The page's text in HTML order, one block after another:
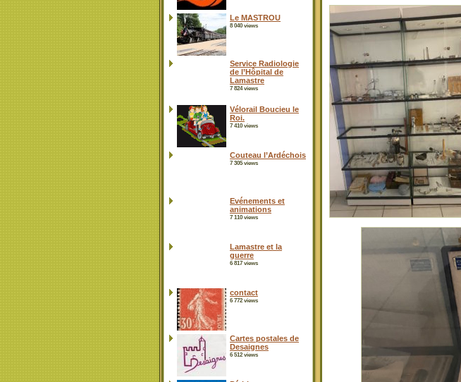
Le MASTROU
8 040 views
Service Radiologie
de l’Hôpital de
Lamastre
7 824 views
Vélorail Boucieu le
Roi.
7 410 views
Couteau l’Ardéchois
7 305 views
Evénements et
animations
7 110 views
Lamastre et la
guerre
6 817 views
contact
6 772 views
Cartes postales de
Desaignes
6 512 views